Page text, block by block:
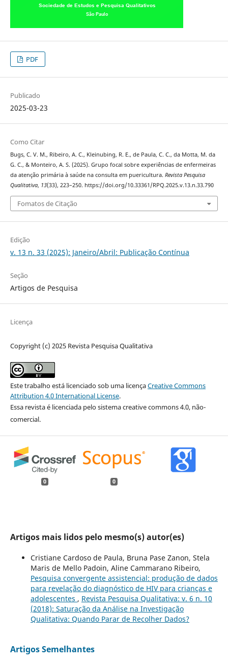
PDF
Publicado
2025-03-23
Como Citar
Bugs, C. V. M., Ribeiro, A. C., Kleinubing, R. E., de Paula, C. C., da Motta, M. da
G. C., & Monteiro, A. S. (2025). Grupo focal sobre experiências de enfermeiras
da atenção primária à saúde na consulta em puericultura. Revista Pesquisa
Qualitativa, 13(33), 223–250. https://doi.org/10.33361/RPQ.2025.v.13.n.33.790
Fomatos de Citação
Edição
v. 13 n. 33 (2025): Janeiro/Abril: Publicação Contínua
Seção
Artigos de Pesquisa
Licença
Copyright (c) 2025 Revista Pesquisa Qualitativa
Este trabalho está licenciado sob uma licençaCreative Commons
Attribution 4.0 International License.
Essa revista é licenciada pelo sistema creative commons 4.0, não-
comercial.
0 0
Artigos mais lidos pelo mesmo(s) autor(es)
Cristiane Cardoso de Paula, Bruna Pase Zanon, Stela
Maris de Mello Padoin, Aline Cammarano Ribeiro,
Pesquisa convergente assistencial: produção de dados
para revelação do diagnóstico de HIV para crianças e
adolescentes , Revista Pesquisa Qualitativa: v. 6 n. 10
(2018): Saturação da Análise na Investigação
Qualitativa: Quando Parar de Recolher Dados?
Artigos Semelhantes